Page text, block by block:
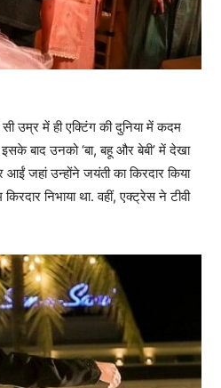
सी उम्र में ही एक्टिंग की दुनिया में कदम
बाद उनको ‘बा, बहू और बेबी’ में देखा
जहां उन्होंने जयंती का किरदार किया
निभाया था. वहीं, एक्ट्रेस ने टीवी